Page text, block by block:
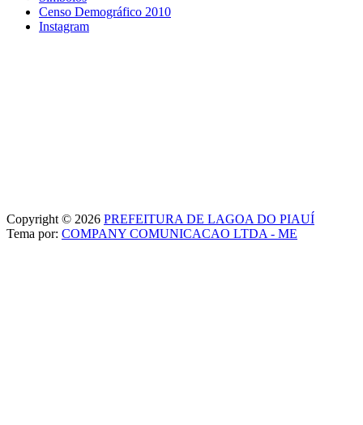
Censo Demográfico 2010
Instagram
Copyright © 2026 PREFEITURA DE LAGOA DO PIAUÍ
Tema por: COMPANY COMUNICACAO LTDA - ME